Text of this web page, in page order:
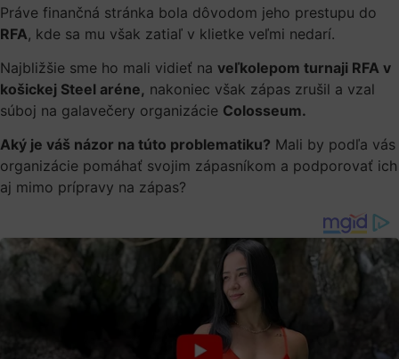
Práve finančná stránka bola dôvodom jeho prestupu do
RFA, kde sa mu však zatiaľ v klietke veľmi nedarí.
Najbližšie sme ho mali vidieť na veľkolepom turnaji RFA v
košickej Steel aréne, nakoniec však zápas zrušil a vzal
súboj na galavečery organizácie Colosseum.
Aký je váš názor na túto problematiku? Mali by podľa vás
organizácie pomáhať svojim zápasníkom a podporovať ich
aj mimo prípravy na zápas?